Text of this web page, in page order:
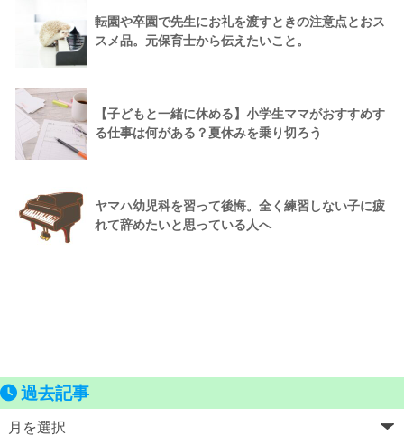
転園や卒園で先生にお礼を渡すときの注意点とおス
スメ品。元保育士から伝えたいこと。
【子どもと一緒に休める】小学生ママがおすすめす
る仕事は何がある？夏休みを乗り切ろう
ヤマハ幼児科を習って後悔。全く練習しない子に疲
れて辞めたいと思っている人へ
過去記事